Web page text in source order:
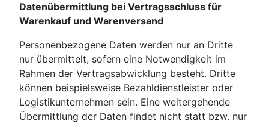
Datenübermittlung bei Vertragsschluss für
Warenkauf und Warenversand
Personenbezogene Daten werden nur an Dritte
nur übermittelt, sofern eine Notwendigkeit im
Rahmen der Vertragsabwicklung besteht. Dritte
können beispielsweise Bezahldienstleister oder
Logistikunternehmen sein. Eine weitergehende
Übermittlung der Daten findet nicht statt bzw. nur